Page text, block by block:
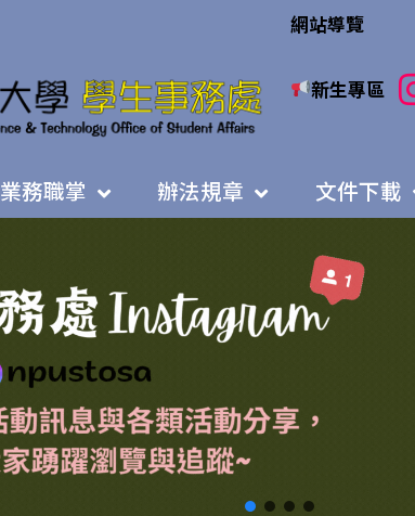
網站導覽
新生專區
業務職掌 辦法規章 文件下載